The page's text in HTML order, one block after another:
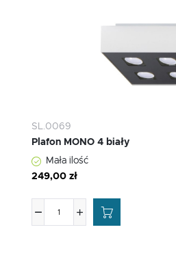
SL.0069
Plafon MONO 4 biały
Mała ilość
249,00 zł